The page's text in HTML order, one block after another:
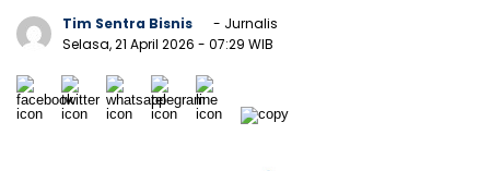
Tim Sentra Bisnis
- Jurnalis
Selasa, 21 April 2026 - 07:29 WIB